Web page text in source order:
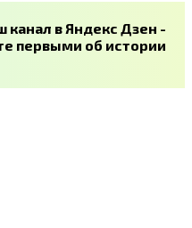
канал в Яндекс Дзен -
первыми об истории